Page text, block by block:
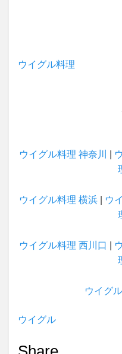
ウイグル料理
ウイグル料理 神奈川
ウイグル料理 横浜 ウ
ウイグル料理 西川口
ウイグ
ウイグル